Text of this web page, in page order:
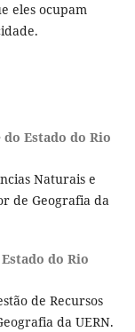
eles ocupam
Estado do Rio
Naturais e
de Geografia da
do Rio
de Recursos
da UERN.